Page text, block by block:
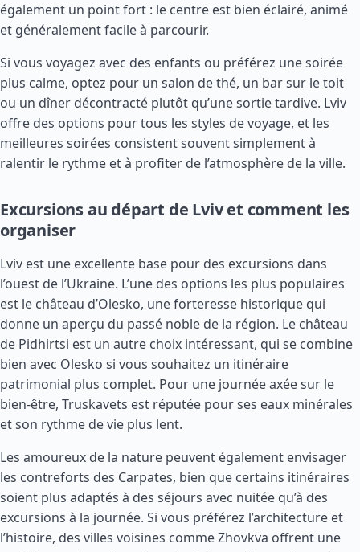
également un point fort : le centre est bien éclairé, animé
et généralement facile à parcourir.
Si vous voyagez avec des enfants ou préférez une soirée
plus calme, optez pour un salon de thé, un bar sur le toit
ou un dîner décontracté plutôt qu’une sortie tardive. Lviv
offre des options pour tous les styles de voyage, et les
meilleures soirées consistent souvent simplement à
ralentir le rythme et à profiter de l’atmosphère de la ville.
Excursions au départ de Lviv et comment les
organiser
Lviv est une excellente base pour des excursions dans
l’ouest de l’Ukraine. L’une des options les plus populaires
est le château d’Olesko, une forteresse historique qui
donne un aperçu du passé noble de la région. Le château
de Pidhirtsi est un autre choix intéressant, qui se combine
bien avec Olesko si vous souhaitez un itinéraire
patrimonial plus complet. Pour une journée axée sur le
bien-être, Truskavets est réputée pour ses eaux minérales
et son rythme de vie plus lent.
Les amoureux de la nature peuvent également envisager
les contreforts des Carpates, bien que certains itinéraires
soient plus adaptés à des séjours avec nuitée qu’à des
excursions à la journée. Si vous préférez l’architecture et
l’histoire, des villes voisines comme Zhovkva offrent une